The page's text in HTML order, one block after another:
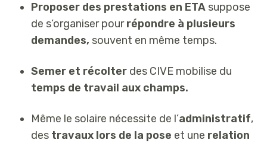
Proposer des prestations en ETA suppose
de s’organiser pourrépondre à plusieurs
demandes, souvent en même temps.
Semer et récolter des CIVE mobilise du
temps de travail aux champs.
Même le solaire nécessite de l’administratif,
des travaux lors de la pose et une relation